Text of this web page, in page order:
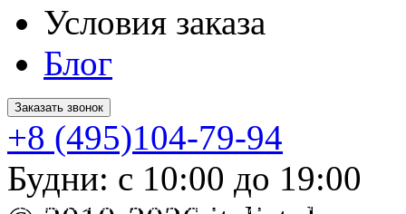
Условия заказа
Блог
Заказать звонок
+8 (495)104-79-94
Будни: с 10:00 до 19:00
* Обращаем ваше внимание на то, что данный интернет-сайт